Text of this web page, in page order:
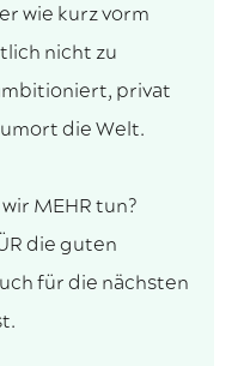
wie kurz vorm
nicht zu
privat
die Welt.
MEHR tun?
die guten
für die nächsten